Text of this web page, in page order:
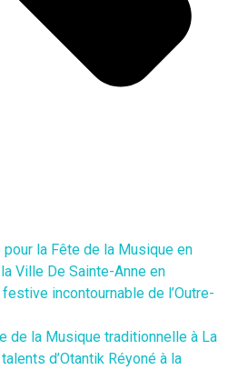
la Fête de la Musique en
Ville De Sainte-Anne en
incontournable de l’Outre-
de la Musique traditionnelle à La
d’Otantik Réyoné à la